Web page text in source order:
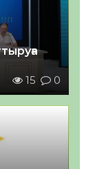
15 0